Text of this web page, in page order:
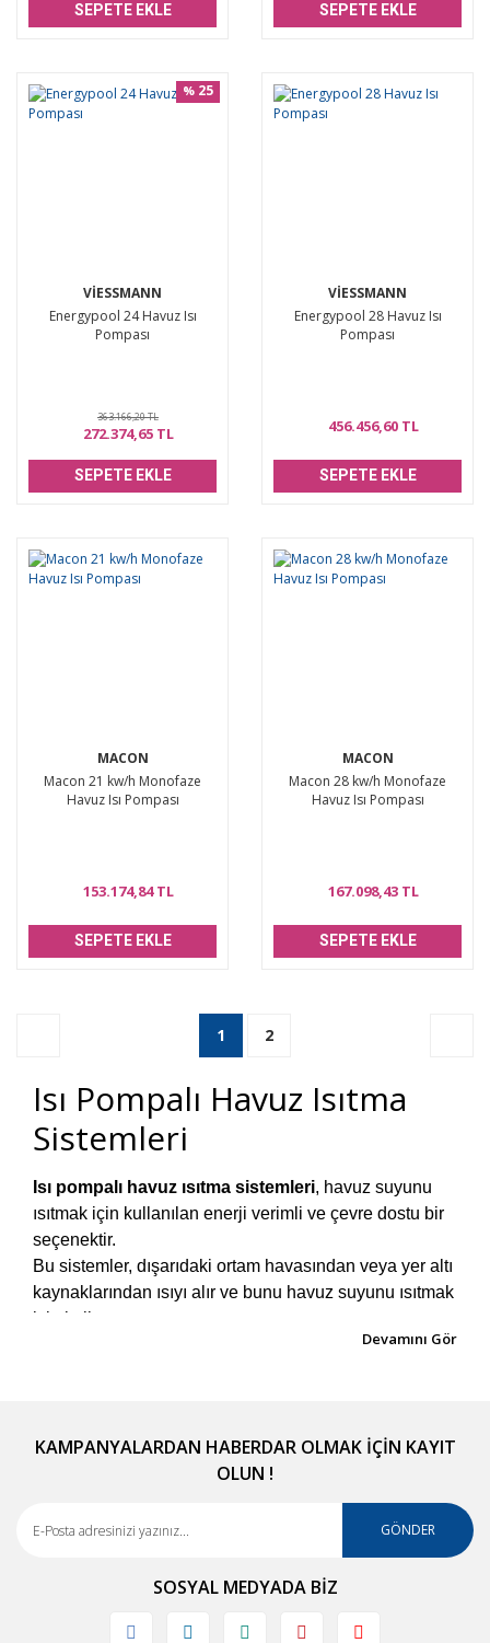
SEPETE EKLE SEPETE EKLE
VIESSMANN
Energypool 24 Havuz Isı
Pompası
% 25
363.166,20 TL
272.374,65 TL
SEPETE EKLE
VIESSMANN
Energypool 28 Havuz Isı
Pompası
456.456,60 TL
SEPETE EKLE
MACON
Macon 21 kw/h Monofaze
Havuz Isı Pompası
153.174,84 TL
SEPETE EKLE
MACON
Macon 28 kw/h Monofaze
Havuz Isı Pompası
167.098,43 TL
SEPETE EKLE
1 2
Isı Pompalı Havuz Isıtma
Sistemleri
Isı pompalı havuz ısıtma sistemleri, havuz suyunu
ısıtmak için kullanılan enerji verimli ve çevre dostu bir
seçenektir.
Bu sistemler, dışarıdaki ortam havasından veya yer altı
kaynaklarından ısıyı alır ve bunu havuz suyunu ısıtmak
için kullanır.
Isı pompaları, bir tür sıvıyı (genellikle bir soğutma
suyuna aktarır.
Isı pompalı havuz ısıtma sistemlerinin bazı avantajları
şunlardır: Enerji verimliliği: Isı pompaları, enerjiyi
transfer etmek için dış ortamdan ısıyı kullandığı için
Çevre dostu: Isı pompaları, fosil yakıtlar gibi çevreye
yenilenebilir kaynakları kullanır.
KAMPANYALARDAN HABERDAR OLMAK İÇİN KAYIT
OLUN !
GÖNDER
SOSYAL MEDYADA BİZ